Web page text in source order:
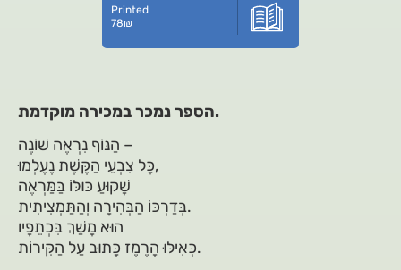
Printed
78₪
הספר נמכר במכירה מוקדמת.
הַנּוֹף נִרְאֶה שׁוֹנֶה –
כָּל צִבְעֵי הַקֶּשֶׁת נֶעֶלְמוּ,
שָׁקוּעַ כּוּלּוֹ בַּמַּרְאֶה
בְּדַרְכּוֹ הַבְּהִירָה וְהַתַּמְצִיתִית.
הוּא מָשַׁךְ בִּכְתֵפָיו
כְּאִילּוּ הָרֶמֶז כָּתוּב עַל הַקִּירוֹת.